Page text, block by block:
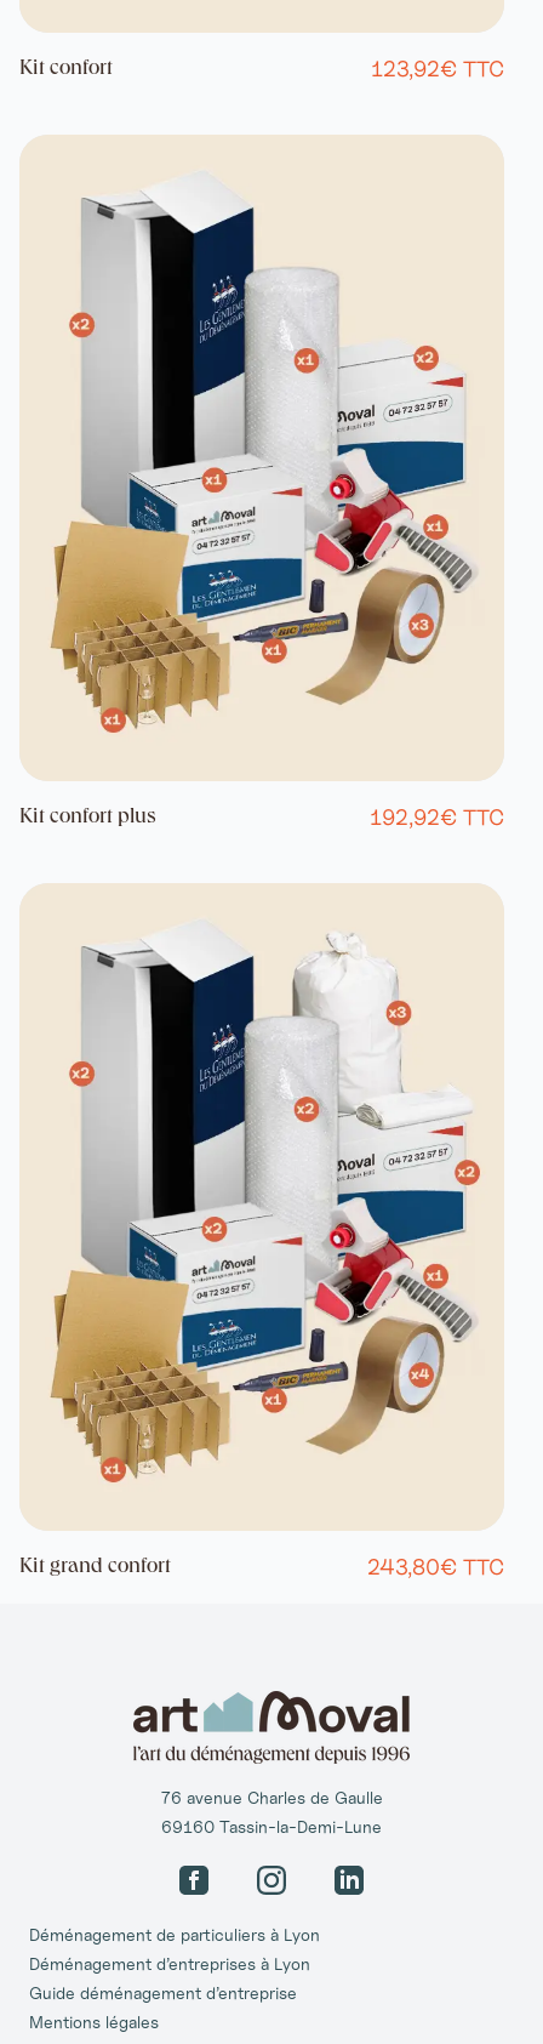
Kit confort 123,92€ TTC
Kit confort plus 192,92€ TTC
Kit grand confort 243,80€ TTC
76 avenue Charles de Gaulle
69160 Tassin-la-Demi-Lune
FacebookInstagramLinkedIn
Déménagement de particuliers à Lyon
Déménagement d’entreprises à Lyon
Guide déménagement d’entreprise
Mentions légales